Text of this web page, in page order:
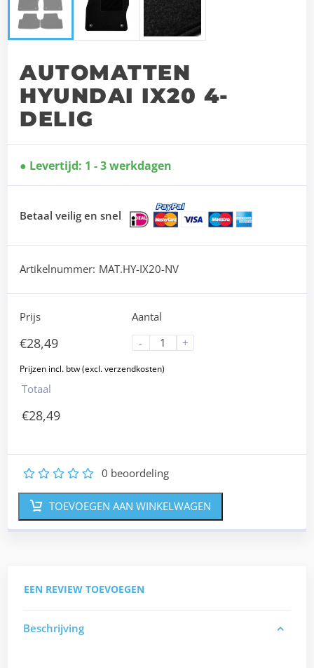
AUTOMATTEN
HYUNDAI IX20 4-
DELIG
Levertijd: 1 - 3 werkdagen
Betaal veilig en snel
Artikelnummer: MAT.HY-IX20-NV
Prijs
€28,49
Aantal
-
+
Totaal
€28,49
5
4
3
2 0 beoordeling
TOEVOEGEN AAN WINKELWAGEN
EEN REVIEW TOEVOEGEN
Beschrijving